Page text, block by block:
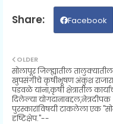
Facebook
OLDER
सोलापूर जिल्ह्यातील तालुक्यातील
खुपसंगीचे कृषीभूषण अंकुश
पडवळे यांना,कृषी क्षेत्रातील
दिलेल्या योगदानाबद्दल,नेत्रदीपक
पुरस्कारांविषयी टाकलेला एक
दृष्टिक्षेप."--